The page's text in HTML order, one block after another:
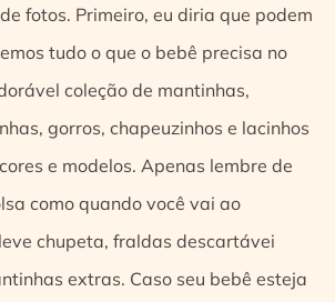
fotos. Primeiro, eu diria que podem
tudo o que o bebê precisa no
coleção de mantinhas,
gorros, chapeuzinhos e lacinhos
e modelos. Apenas lembre de
como quando você vai ao
chupeta, fraldas descartávei
extras. Caso seu bebê esteja